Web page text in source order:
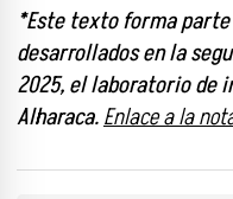
*Este texto forma
desarrollados en la
2025, el laboratorio de
Alharaca.Enlace a la